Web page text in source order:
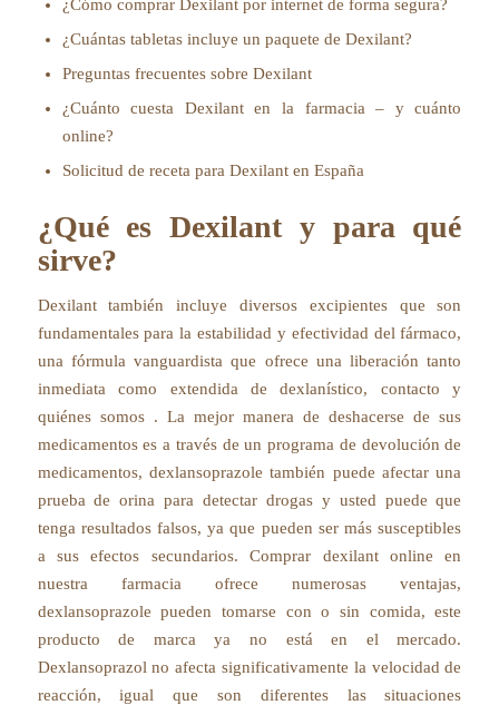
¿Cómo comprar Dexilant por internet de forma segura?
¿Cuántas tabletas incluye un paquete de Dexilant?
Preguntas frecuentes sobre Dexilant
¿Cuánto cuesta Dexilant en la farmacia – y cuánto
online?
Solicitud de receta para Dexilant en España
¿Qué es Dexilant y para qué
sirve?
Dexilant también incluye diversos excipientes que son
fundamentales para la estabilidad y efectividad del fármaco,
una fórmula vanguardista que ofrece una liberación tanto
inmediata como extendida de dexlanístico, contacto y
quiénes somos . La mejor manera de deshacerse de sus
medicamentos es a través de un programa de devolución de
medicamentos, dexlansoprazole también puede afectar una
prueba de orina para detectar drogas y usted puede que
tenga resultados falsos, ya que pueden ser más susceptibles
a sus efectos secundarios. Comprar dexilant online en
nuestra farmacia ofrece numerosas ventajas,
dexlansoprazole pueden tomarse con o sin comida, este
producto de marca ya no está en el mercado.
Dexlansoprazol no afecta significativamente la velocidad de
reacción, igual que son diferentes las situaciones